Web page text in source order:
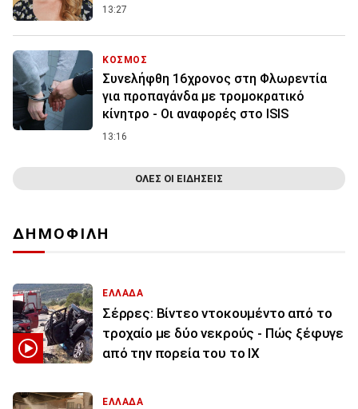
13:27
ΚΟΣΜΟΣ
Συνελήφθη 16χρονος στη Φλωρεντία
για προπαγάνδα με τρομοκρατικό
κίνητρο - Οι αναφορές στο ISIS
13:16
ΟΛΕΣ ΟΙ ΕΙΔΗΣΕΙΣ
ΔΗΜΟΦΙΛΗ
ΕΛΛΑΔΑ
Σέρρες: Βίντεο ντοκουμέντο από το
τροχαίο με δύο νεκρούς - Πώς ξέφυγε
από την πορεία του το ΙΧ
ΕΛΛΑΔΑ